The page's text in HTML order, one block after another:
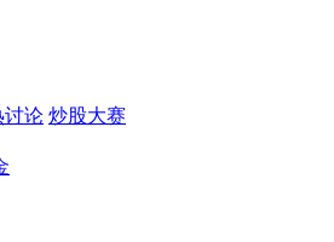
讨论 炒股大赛